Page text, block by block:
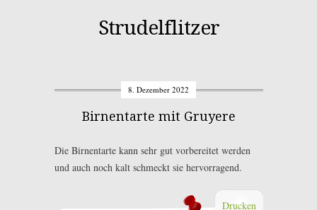
Strudelflitzer
8. Dezember 2022
Birnentarte mit Gruyere
Die Birnentarte kann sehr gut vorbereitet werden
und auch noch kalt schmeckt sie hervorragend.
Drucken